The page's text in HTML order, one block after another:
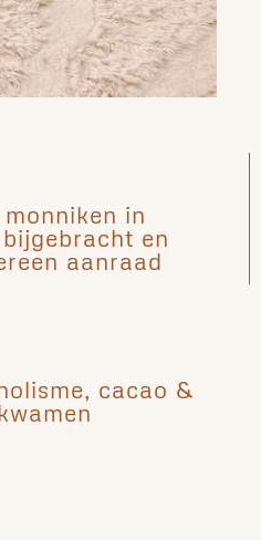
in
en
aanraad
cacao &